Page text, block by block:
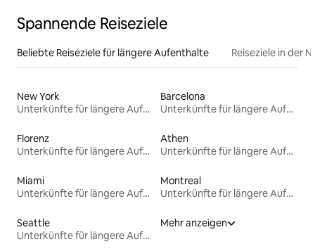
Spannende Reiseziele
Beliebte Reiseziele für längere Aufenthalte Reiseziele in der
New York
Unterkünfte für längere Aufenthalte
Barcelona
Unterkünfte für längere Aufenthalte
Florenz
Unterkünfte für längere Aufenthalte
Athen
Unterkünfte für längere Aufenthalte
Miami
Unterkünfte für längere Aufenthalte
Montreal
Unterkünfte für längere Aufenthalte
Seattle
Unterkünfte für längere Aufenthalte
Mehr anzeigen